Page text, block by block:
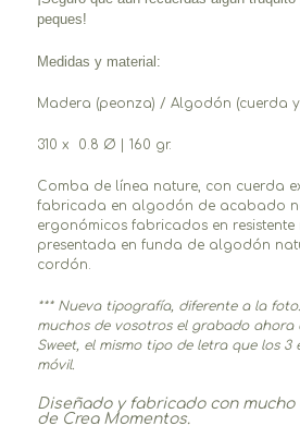
peques!
Medidas y material:
Madera (peonza) / Algodón (cuerda
310 x 0.8 Ø | 160 gr.
Comba de línea nature, con cuerda
fabricada en algodón de acabado
ergonómicos fabricados en
presentada en funda de algodón
cordón.
*** Nueva tipografía, diferente a la
muchos de vosotros el grabado ahora
Sweet, el mismo tipo de letra que los 3
móvil.
Diseñado y fabricado con mucho
de Crea Momentos.